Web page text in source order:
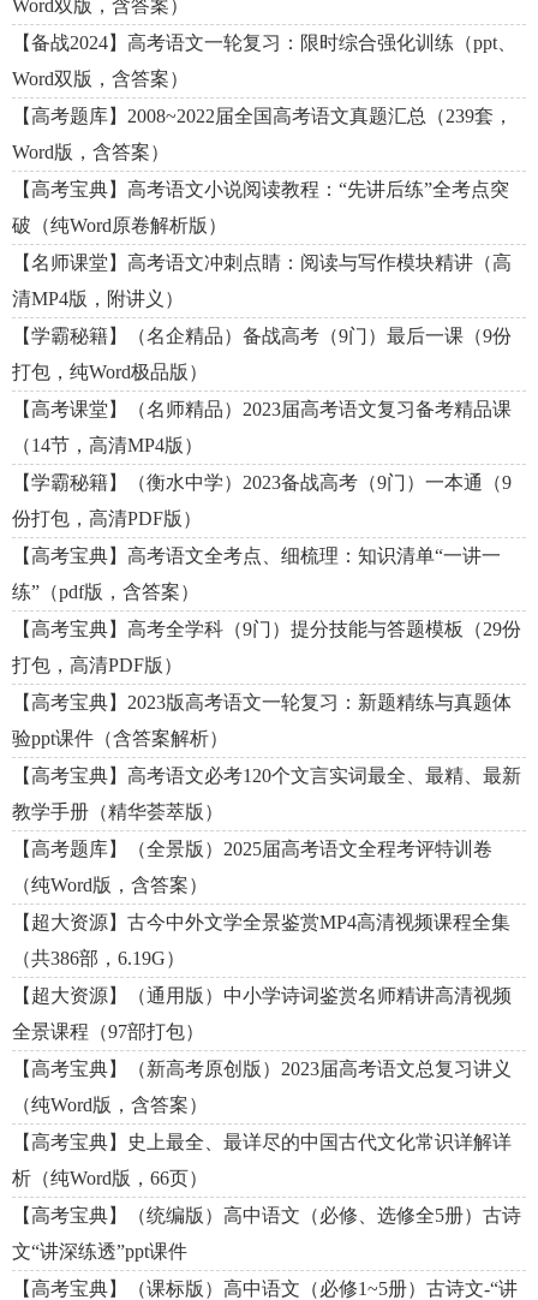
Word双版，含答案）
【备战2024】高考语文一轮复习：限时综合强化训练（ppt、
Word双版，含答案）
【高考题库】2008~2022届全国高考语文真题汇总（239套，
Word版，含答案）
【高考宝典】高考语文小说阅读教程：“先讲后练”全考点突
破（纯Word原卷解析版）
【名师课堂】高考语文冲刺点睛：阅读与写作模块精讲（高
清MP4版，附讲义）
【学霸秘籍】（名企精品）备战高考（9门）最后一课（9份
打包，纯Word极品版）
【高考课堂】（名师精品）2023届高考语文复习备考精品课
（14节，高清MP4版）
【学霸秘籍】（衡水中学）2023备战高考（9门）一本通（9
份打包，高清PDF版）
【高考宝典】高考语文全考点、细梳理：知识清单“一讲一
练”（pdf版，含答案）
【高考宝典】高考全学科（9门）提分技能与答题模板（29份
打包，高清PDF版）
【高考宝典】2023版高考语文一轮复习：新题精练与真题体
验ppt课件（含答案解析）
【高考宝典】高考语文必考120个文言实词最全、最精、最新
教学手册（精华荟萃版）
【高考题库】（全景版）2025届高考语文全程考评特训卷
（纯Word版，含答案）
【超大资源】古今中外文学全景鉴赏MP4高清视频课程全集
（共386部，6.19G）
【超大资源】（通用版）中小学诗词鉴赏名师精讲高清视频
全景课程（97部打包）
【高考宝典】（新高考原创版）2023届高考语文总复习讲义
（纯Word版，含答案）
【高考宝典】史上最全、最详尽的中国古代文化常识详解详
析（纯Word版，66页）
【高考宝典】（统编版）高中语文（必修、选修全5册）古诗
文“讲深练透”ppt课件
【高考宝典】（课标版）高中语文（必修1~5册）古诗文-“讲